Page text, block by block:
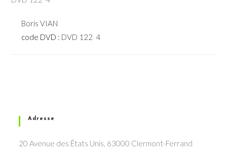
Boris VIAN
code DVD : DVD 122  4
Adresse
20 Avenue des États Unis, 63000 Clermont-Ferrand